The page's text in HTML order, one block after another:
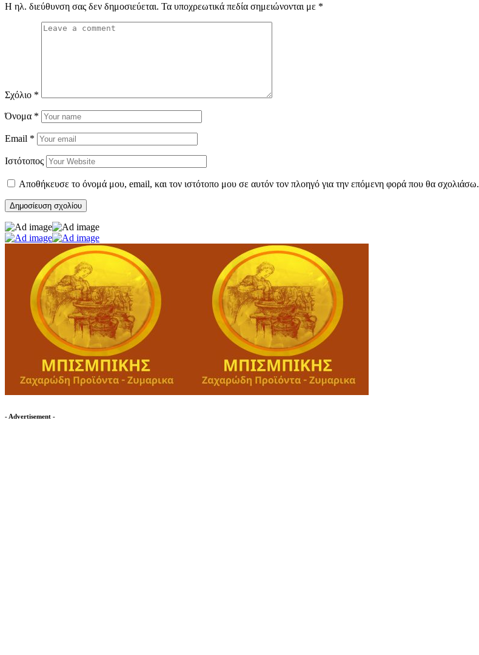
Η ηλ. διεύθυνση σας δεν δημοσιεύεται. Τα υποχρεωτικά πεδία σημειώνονται με *
Σχόλιο *
Όνομα *
Email *
Ιστότοπος
Αποθήκευσε το όνομά μου, email, και τον ιστότοπο μου σε αυτόν τον πλοηγό για την επόμενη φορά που θα σχολιάσω.
- Advertisement -